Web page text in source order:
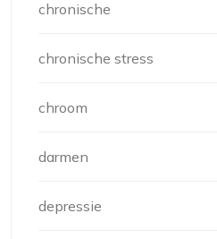
chronische
chronische stress
chroom
darmen
depressie